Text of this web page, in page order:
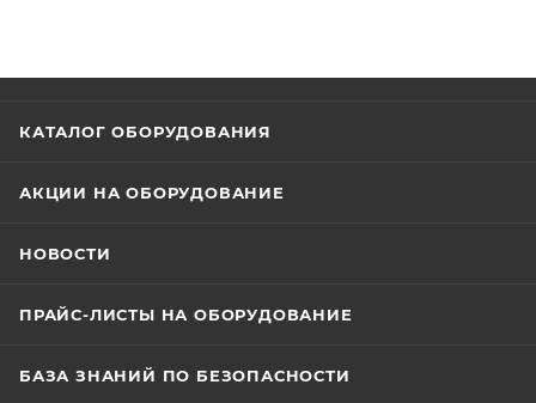
КАТАЛОГ ОБОРУДОВАНИЯ
АКЦИИ НА ОБОРУДОВАНИЕ
НОВОСТИ
ПРАЙС-ЛИСТЫ НА ОБОРУДОВАНИЕ
БАЗА ЗНАНИЙ ПО БЕЗОПАСНОСТИ